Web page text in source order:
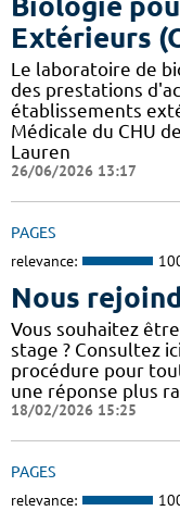
Extérieurs
Le laboratoire de
des prestations
établissements
Médicale du CHU
Lauren
26/06/2026 13:17
PAGES
relevance:
Nous
Vous souhaitez
stage ? Consultez
procédure pour
une réponse plus
18/02/2026 15:25
PAGES
relevance: